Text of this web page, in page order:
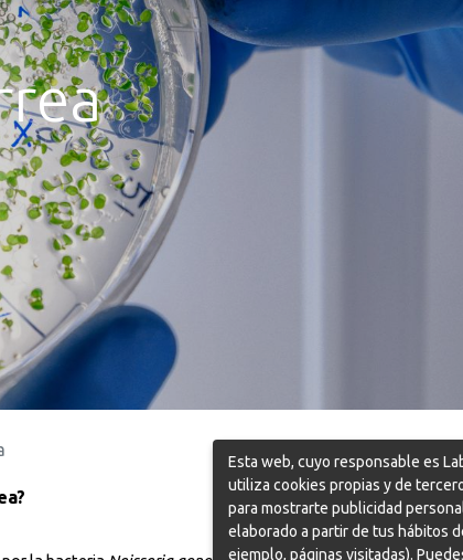
¡Llámanos!
+34 922 19 45 04
+34 608 33 57 87
Contacto
Sobre nosotros
Política de Privacidad Política de Cookies
Esta web, cuyo responsable es
utiliza cookies propias y de
para mostrarte publicidad
elaborado a partir de tus hábitos
ejemplo, páginas visitadas).